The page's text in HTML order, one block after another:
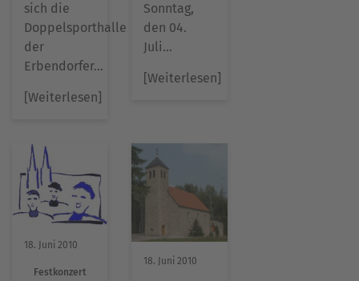
sich die
Doppelsporthalle
der
Erbendorfer…
[Weiterlesen]
Sonntag,
den 04.
Juli…
[Weiterlesen]
18. Juni 2010
Festkonzert
18. Juni 2010